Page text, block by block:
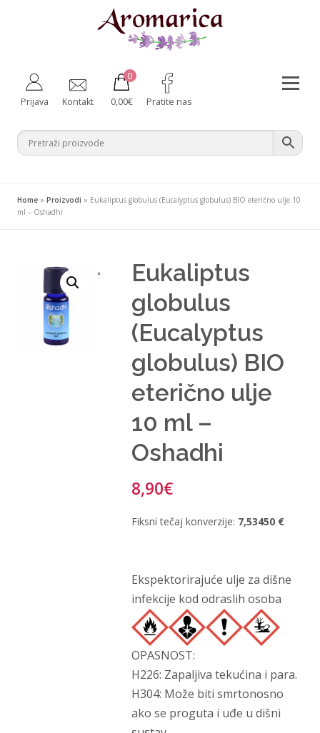
Prijava Kontakt
0
0,00€ Pratite nas
Za kućne ljubimce Ambalaža
Home» Proizvodi » Eukaliptus globulus (Eucalyptus globulus) BIO eterično ulje 10
ml – Oshadhi
¸
Eukaliptus
globulus
(Eucalyptus
globulus) BIO
eterično ulje
10 ml –
Oshadhi
8,90€
Fiksni tečaj konverzije: 7,53450 €
Ekspektorirajuće ulje za dišne
infekcije kod odraslih osoba
OPASNOST:
H226: Zapaljiva tekućina i para.
H304: Može biti smrtonosno
ako se proguta i uđe u dišni